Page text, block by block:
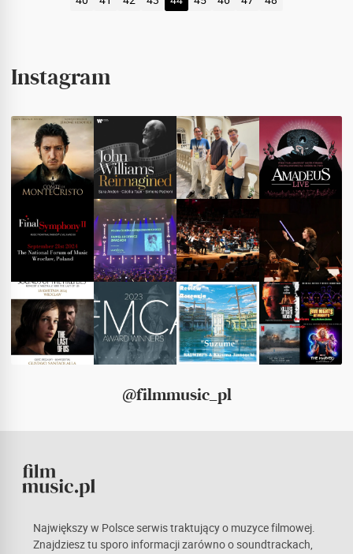
Instagram
@filmmusic_pl
Największy w Polsce serwis traktujący o muzyce filmowej.
Znajdziesz tu sporo informacji zarówno o soundtrackach,